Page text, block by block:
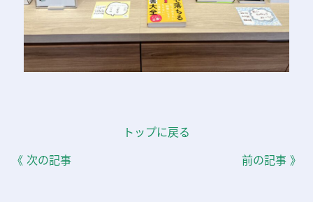
《 次の記事
トップに戻る
前の記事 》